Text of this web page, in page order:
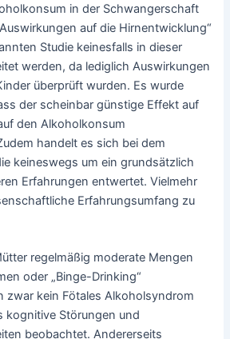
in der Schwangerschaft
auf die Hirnentwicklung“
Studie keinesfalls in dieser
werden, da lediglich Auswirkungen
überprüft wurden. Es wurde
der scheinbar günstige Effekt auf
den Alkoholkonsum
handelt es sich bei dem
keineswegs um ein grundsätzlich
Erfahrungen entwertet. Vielmehr
Erfahrungsumfang zu
regelmäßig moderate Mengen
oder „Binge-Drinking“
zwar kein Fötales Alkoholsyndrom
kognitive Störungen und
beobachtet. Andererseits